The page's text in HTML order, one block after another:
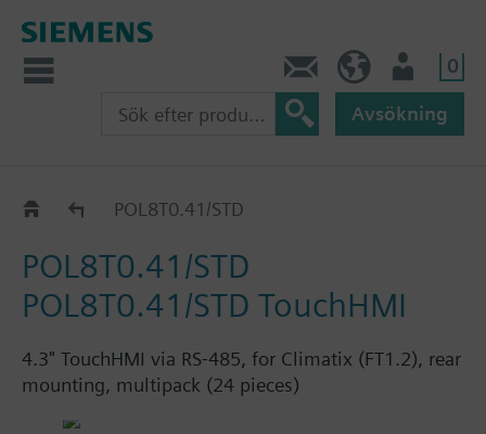
0
Avsökning
KatalogPOL8T0.41/STD
POL8T0.41/STD
POL8T0.41/STD TouchHMI
4.3" TouchHMI via RS-485, for Climatix (FT1.2), rear
mounting, multipack (24 pieces)